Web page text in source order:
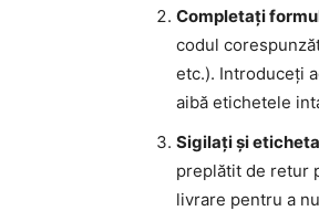
Completați
codul
etc.). Introduceți
aibă etichetele
Sigilați și
preplătit de retur
livrare pentru a